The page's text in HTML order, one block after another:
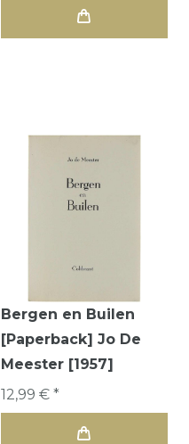
Bergen en Builen
[Paperback] Jo De
Meester [1957]
12,99 € *